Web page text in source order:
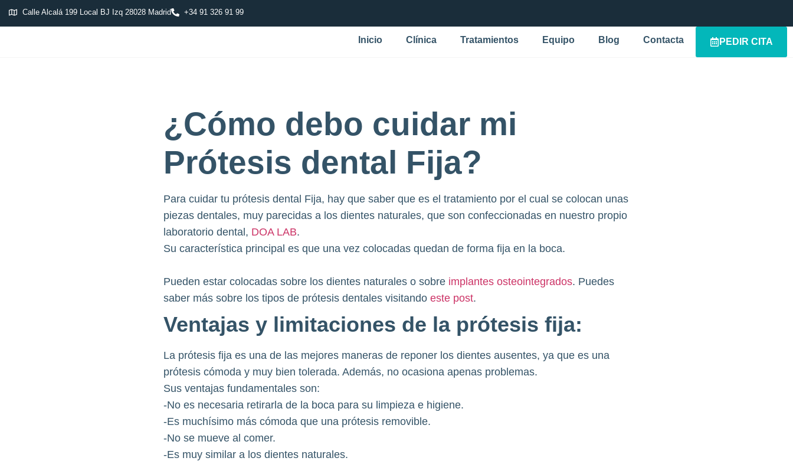
Calle Alcalá 199 Local BJ Izq 28028 Madrid +34 91 326 91 99
Inicio Clínica Tratamientos Equipo Blog Contacta PEDIR CITA
¿Cómo debo cuidar mi
Prótesis dental Fija?
Para cuidar tu prótesis dental Fija, hay que saber que es el tratamiento por el cual se colocan unas
piezas dentales, muy parecidas a los dientes naturales, que son confeccionadas en nuestro propio
laboratorio dental, DOA LAB.
Su característica principal es que una vez colocadas quedan de forma fija en la boca.
Pueden estar colocadas sobre los dientes naturales o sobre implantes osteointegrados. Puedes
saber más sobre los tipos de prótesis dentales visitando este post.
Ventajas y limitaciones de la prótesis fija:
La prótesis fija es una de las mejores maneras de reponer los dientes ausentes, ya que es una
prótesis cómoda y muy bien tolerada. Además, no ocasiona apenas problemas.
Sus ventajas fundamentales son:
-No es necesaria retirarla de la boca para su limpieza e higiene.
-Es muchísimo más cómoda que una prótesis removible.
-No se mueve al comer.
-Es muy similar a los dientes naturales.